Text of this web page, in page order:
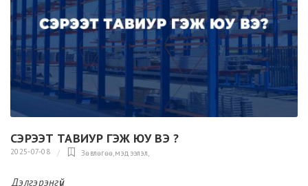
СЭРЭЭТ ТАВИУР ГЭЖ ЮУ ВЭ ?
2025-07-08 Зөвлөгөө,мэдээлэл,
Дэлгэрэнгүй